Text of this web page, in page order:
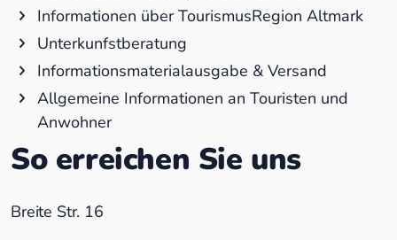
Informationen über TourismusRegion Altmark
Unterkunfstberatung
Informationsmaterialausgabe & Versand
Allgemeine Informationen an Touristen und
Anwohner
So erreichen Sie uns
Breite Str. 16